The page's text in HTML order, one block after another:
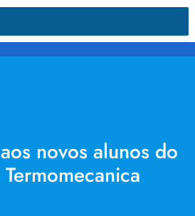
novos alunos do